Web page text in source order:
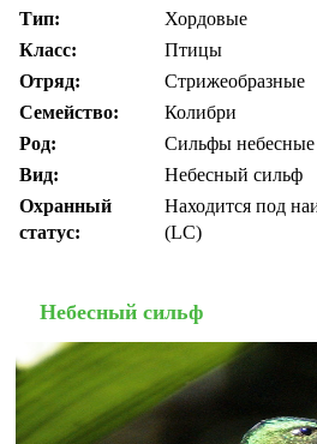
Тип:
Хордовые
Класс:
Птицы
Отряд:
Стрижеобразные
Семейство:
Колибри
Род:
Сильфы небесные
Вид:
Небесный сильф
Охранный
статус:
Находится под
(LC)
Небесный сильф